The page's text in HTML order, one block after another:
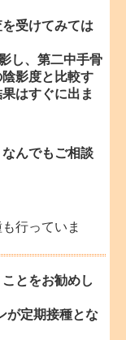
受けてみては
し、第二中手骨
影度と比較す
はすぐに出ま
んでもご相談
行っていま
とをお勧めし
が定期接種とな